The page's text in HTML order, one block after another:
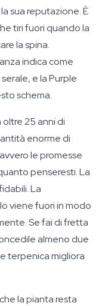
sua reputazione. È
tiri fuori quando la
la spina.
indica come
e la Purple
schema.
25 anni di
enorme di
le promesse
penseresti. La
La
viene fuori in modo
Se fai di fretta
almeno due
terpenica migliora
la pianta resta